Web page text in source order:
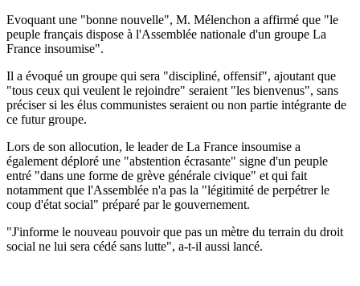
Evoquant une "bonne nouvelle", M. Mélenchon a affirmé que "le
peuple français dispose à l'Assemblée nationale d'un groupe La
France insoumise".
Il a évoqué un groupe qui sera "discipliné, offensif", ajoutant que
"tous ceux qui veulent le rejoindre" seraient "les bienvenus", sans
préciser si les élus communistes seraient ou non partie intégrante de
ce futur groupe.
Lors de son allocution, le leader de La France insoumise a
également déploré une "abstention écrasante" signe d'un peuple
entré "dans une forme de grève générale civique" et qui fait
notamment que l'Assemblée n'a pas la "légitimité de perpétrer le
coup d'état social" préparé par le gouvernement.
"J'informe le nouveau pouvoir que pas un mètre du terrain du droit
social ne lui sera cédé sans lutte", a-t-il aussi lancé.